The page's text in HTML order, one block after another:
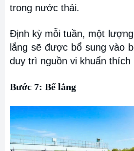
trong nước thải.
Định kỳ mỗi tuần, một
lắng sẽ được bổ sung vào
duy trì nguồn vi khuẩn thích
Bước 7: Bể lắng